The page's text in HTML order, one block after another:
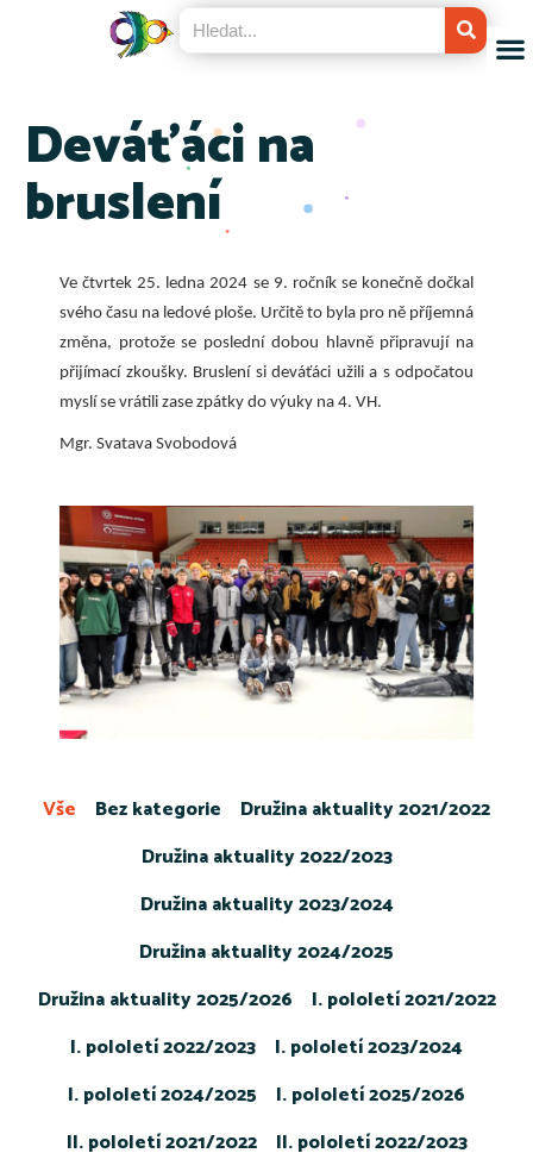
Deváťáci na
bruslení
Ve čtvrtek 25. ledna 2024 se 9. ročník se konečně dočkal
svého času na ledové ploše. Určitě to byla pro ně příjemná
změna, protože se poslední dobou hlavně připravují na
přijímací zkoušky. Bruslení si deváťáci užili a s odpočatou
myslí se vrátili zase zpátky do výuky na 4. VH.
Mgr. Svatava Svobodová
Bez kategorie
Družina aktuality 2021/2022
Družina aktuality 2022/2023
Družina aktuality 2023/2024
Družina aktuality 2024/2025
Družina aktuality 2025/2026
I. pololetí 2021/2022
I. pololetí 2022/2023
I. pololetí 2023/2024
I. pololetí 2024/2025
I. pololetí 2025/2026
II. pololetí 2021/2022
II. pololetí 2022/2023
Vše